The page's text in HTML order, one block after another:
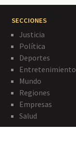
SECCIONES
Justicia
Política
Deportes
Entretenimiento
Mundo
Regiones
Empresas
Salud